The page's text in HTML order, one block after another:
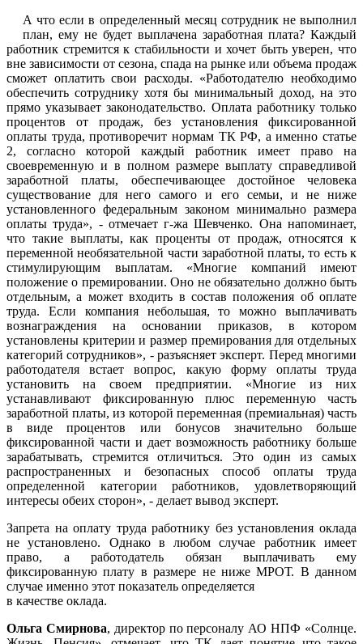
А что если в определенный месяц сотрудник не выполнил
план, ему не будет выплачена заработная плата? Каждый
работник стремится к стабильности и хочет быть уверен, что
вне зависимости от сезона, спада на рынке или объема продаж
сможет оплатить свои расходы. «Работодателю необходимо
обеспечить сотруднику хотя бы минимальный доход, на это
прямо указывает законодательство. Оплата работнику только
процентов от продаж, без установления фиксированной
оплаты труда, противоречит нормам ТК РФ, а именно статье
2, согласно которой каждый работник имеет право на
своевременную и в полном размере выплату справедливой
заработной платы, обеспечивающее достойное человека
существование для него самого и его семьи, и не ниже
установленного федеральным законом минимально размера
оплаты труда», - отмечает г-жа Шевченко. Она напоминает,
что такие выплаты, как проценты от продаж, относятся к
переменной необязательной части заработной платы, то есть к
стимулирующим выплатам. «Многие компаний имеют
положение о премировании. Оно не обязательно должно быть
отдельным, а может входить в состав положения об оплате
труда. Если компания небольшая, то можно выплачивать
вознаграждения на основании приказов, в котором
установлены критерии и размер премирования для отдельных
категорий сотрудников», - разъясняет эксперт. Перед многими
работодателя встает вопрос, какую форму оплаты труда
установить на своем предприятии. «Многие из них
устанавливают фиксированную плюс переменную часть
заработной платы, из которой переменная (премиальная) часть
в виде процентов или бонусов значительно больше
фиксированной части и дает возможность работнику больше
зарабатывать, стремится отличиться. Это один из самых
распространенных и безопасных способ оплаты труда
определенной категории работников, удовлетворяющий
интересы обеих сторон», - делает вывод эксперт.
Запрета на оплату труда работнику без установления оклада
не установлено. Однако в любом случае работник имеет
право, а работодатель обязан выплачивать ему
фиксированную плату в размере не ниже МРОТ. В данном
случае именно этот показатель определяется
в качестве оклада.
Ольга Смирнова, директор по персоналу АО НПФ «Солнце.